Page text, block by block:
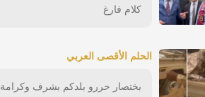
كلام فارغ
الحلم الأقصى العربي
بختصار حررو بلدكم بشرف وكرامة